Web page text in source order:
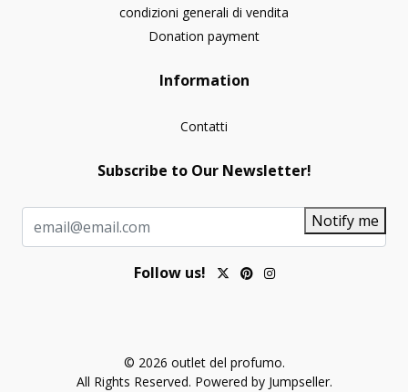
condizioni generali di vendita
Donation payment
Information
Contatti
Subscribe to Our Newsletter!
Notify me
Follow us!
© 2026 outlet del profumo.
All Rights Reserved. Powered by Jumpseller.